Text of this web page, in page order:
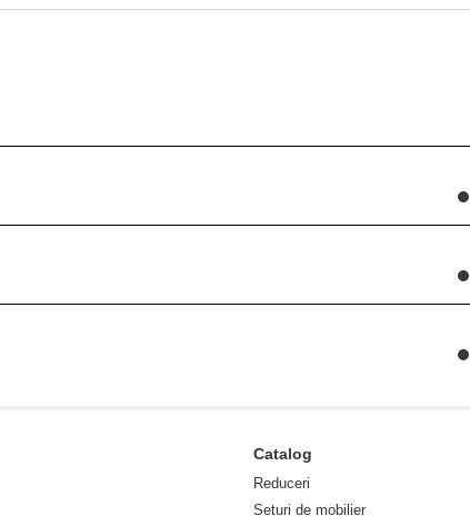
Catalog
Reduceri
Seturi de mobilier